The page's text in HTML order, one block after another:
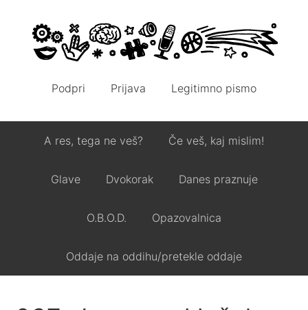
Podpri Prijava Legitimno pismo
A res, tega ne veš? Če veš, kaj mislim!
Glave Dvokorak Danes praznuje
O.B.O.D. Opazovalnica
Oddaje na oddihu/pretekle oddaje